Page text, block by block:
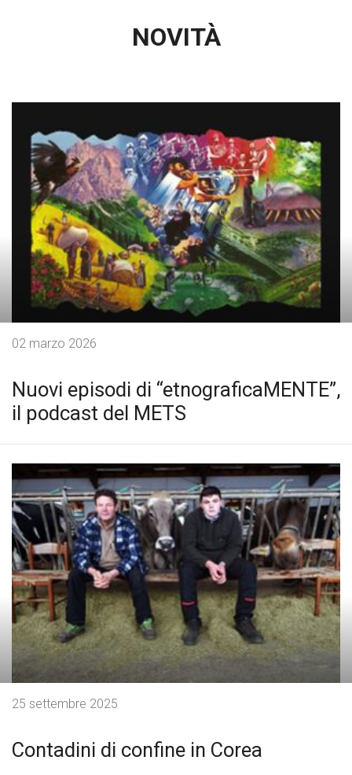
NOVITÀ
Nuovi episodi di “etnograficaMENTE”,
il podcast del METS
02 marzo 2026
Contadini di confine in Corea
25 settembre 2025